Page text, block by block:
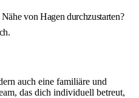
von Hagen durchzustarten?
auch eine familiäre und
das dich individuell betreut,